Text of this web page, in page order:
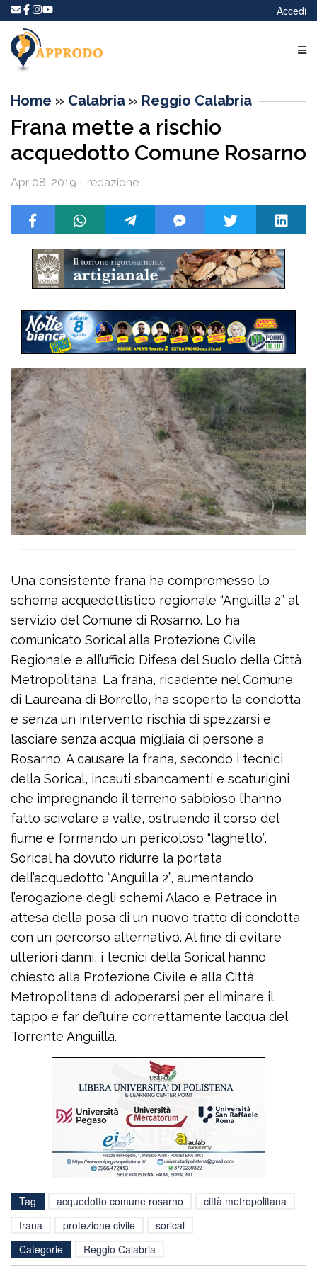
Accedi
Home » Calabria » Reggio Calabria
Frana mette a rischio
acquedotto Comune Rosarno
Apr 08, 2019 - redazione
Una consistente frana ha compromesso lo
schema acquedottistico regionale “Anguilla 2” al
servizio del Comune di Rosarno. Lo ha
comunicato Sorical alla Protezione Civile
Regionale e all’ufficio Difesa del Suolo della Città
Metropolitana. La frana, ricadente nel Comune
di Laureana di Borrello, ha scoperto la condotta
e senza un intervento rischia di spezzarsi e
lasciare senza acqua migliaia di persone a
Rosarno. A causare la frana, secondo i tecnici
della Sorical, incauti sbancamenti e scaturigini
che impregnando il terreno sabbioso l’hanno
fatto scivolare a valle, ostruendo il corso del
fiume e formando un pericoloso “laghetto”.
Sorical ha dovuto ridurre la portata
dell’acquedotto “Anguilla 2”, aumentando
l’erogazione degli schemi Alaco e Petrace in
attesa della posa di un nuovo tratto di condotta
con un percorso alternativo. Al fine di evitare
ulteriori danni, i tecnici della Sorical hanno
chiesto alla Protezione Civile e alla Città
Metropolitana di adoperarsi per eliminare il
tappo e far defluire correttamente l’acqua del
Torrente Anguilla.
Tag acquedotto comune rosarno
città metropolitana
frana
protezione civile
sorical
Categorie
Reggio Calabria